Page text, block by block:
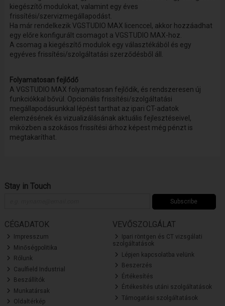
kiegészítő modulokat, valamint egy éves
frissítési/szervizmegállapodást.
Ha már rendelkezik VGSTUDIO MAX licenccel, akkor hozzáadhat
egy előre konfigurált csomagot a VGSTUDIO MAX-hoz.
A csomag a kiegészítő modulok egy választékából és egy
egyéves frissítési/szolgáltatási szerződésből áll.
Folyamatosan fejlődő
A VGSTUDIO MAX folyamatosan fejlődik, és rendszeresen új
funkciókkal bővül. Opcionális frissítési/szolgáltatási
megállapodásunkkal lépést tarthat az ipari CT-adatok
elemzésének és vizualizálásának aktuális fejlesztéseivel,
miközben a szokásos frissítési árhoz képest még pénzt is
megtakaríthat.
Stay in Touch
Subscribe
CÉGADATOK
Impresszum
Minőségpolitika
Rólunk
Caulfield Industrial
Beszállítók
Munkatársak
Oldaltérkép
VEVŐSZOLGÁLAT
Ipari röntgen és CT vizsgálati
szolgáltatások
Lépjen kapcsolatba velünk
Beszerzés
Értékesítés
Értékesítés utáni szolgáltatások
Támogatási szolgáltatások